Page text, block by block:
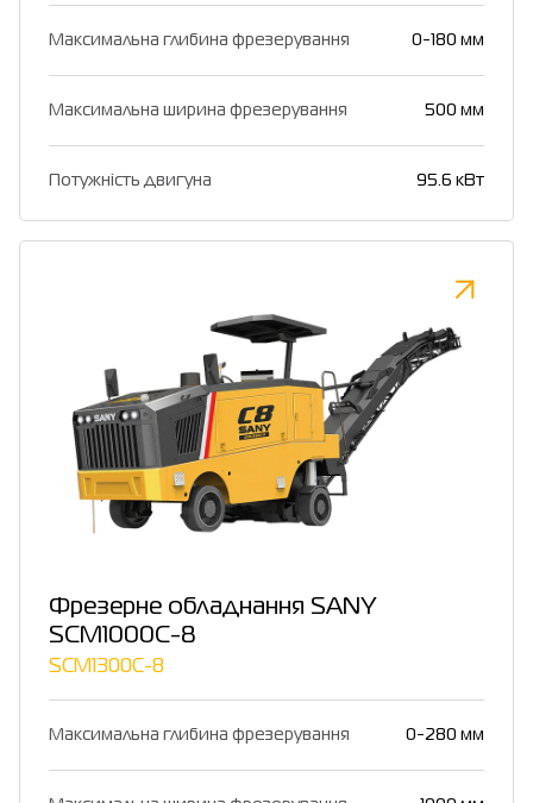
Максимальна глибина фрезерування 0-180 мм
Максимальна ширина фрезерування 500 мм
Потужність двигуна 95.6 кВт
Фрезерне обладнання SANY
SCM1000C-8
SCM1300C-8
Максимальна глибина фрезерування 0-280 мм